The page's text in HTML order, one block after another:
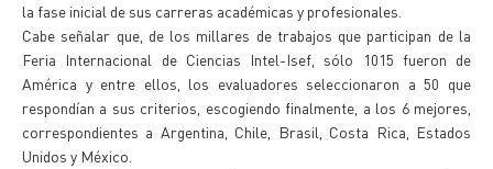
la fase inicial de sus carreras académicas y profesionales.
Cabe señalar que, de los millares de trabajos que participan de la
Feria Internacional de Ciencias Intel-Isef, sólo 1015 fueron de
América y entre ellos, los evaluadores seleccionaron a 50 que
respondían a sus criterios, escogiendo finalmente, a los 6 mejores,
correspondientes a Argentina, Chile, Brasil, Costa Rica, Estados
Unidos y México.